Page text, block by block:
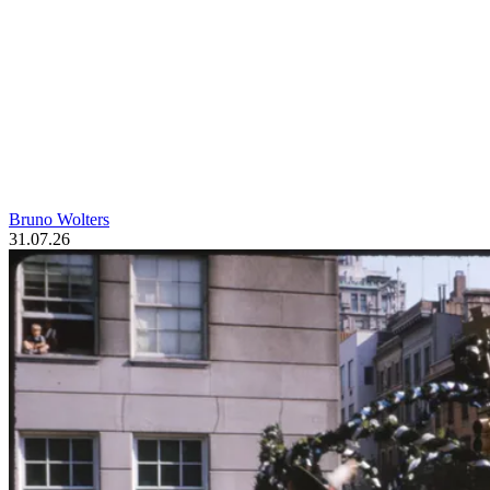
Bruno Wolters
31.07.26